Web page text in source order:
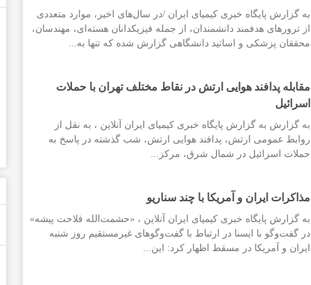
به گزارش پایگاه خبری کیمیای ایران /در سال‌های اخیر، موارد متعددی
از ترورهای هدفمند دانشمندان، از جمله فیزیکدانان هسته‌ای، مهندسان،
محققان پزشکی و اساتید دانشگاهی گزارش شده که تنها به...
مقابله پدافند هوایی ارتش در نقاط مختلف تهران با حملات
اسرائیل
به گزارش به گزارش پایگاه خبری کیمیای ایران آنلاین ، به نقل از
روابط عمومی ارتش، پدافند هوایی ارتش، شب گذشته در پاسخ به
حملات اسرائیل در شمال شرق، مرکز...
مذاکرات ایران و آمریکا با چند سناریو
به گزارش پایگاه خبری کیمیای ایران آنلاین ، «حشمت‌الله فلاحت پیشه»
در گفت‌وگو با ایسنا در ارتباط با گفت‌وگوهای غیرمستقیم روز شنبه
ایران و آمریکا در مسقط اظهار کرد: این...